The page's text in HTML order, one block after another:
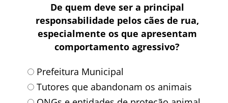
De quem deve ser a principal
responsabilidade pelos cães de rua,
especialmente os que apresentam
comportamento agressivo?
Prefeitura Municipal
Tutores que abandonam os animais